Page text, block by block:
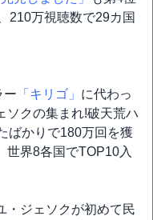
210万視聴数で29カ国
ー 「キリゴ」 に代わっ
ソクの集まれ!破天荒ハ
ばかりで180万回を獲
世界8各国でTOP10入
・ジェソクが初めて民